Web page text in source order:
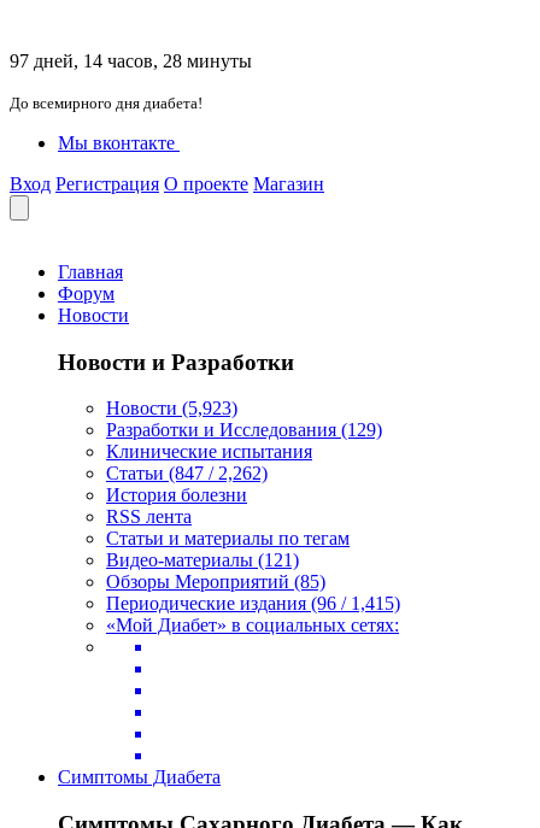
97 дней, 14 часов, 28 минуты
До всемирного дня диабета!
Мы вконтакте
Вход Регистрация О проекте Магазин
Главная
Форум
Новости
Новости и Разработки
Новости (5,923)
Разработки и Исследования (129)
Клинические испытания
Статьи (847 / 2,262)
История болезни
RSS лента
Статьи и материалы по тегам
Видео-материалы (121)
Обзоры Мероприятий (85)
Периодические издания (96 / 1,415)
«Мой Диабет» в социальных сетях:
Симптомы Диабета